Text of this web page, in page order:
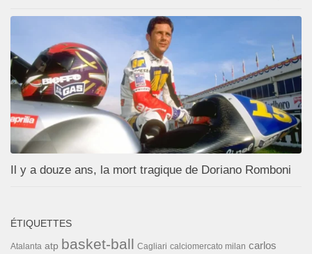
Il y a douze ans, la mort tragique de Doriano Romboni
ÉTIQUETTES
Atalanta atp basket-ball Cagliari calciomercato milan carlos